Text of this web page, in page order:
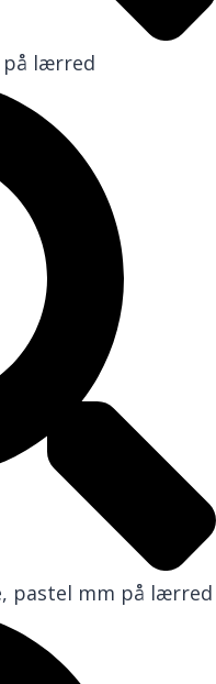
på lærred
pastel mm på lærred